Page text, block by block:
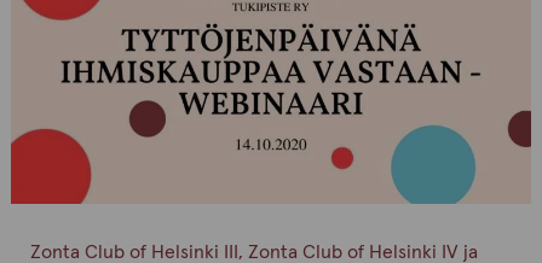
Zonta Club of Helsinki III, Zonta Club of Helsinki IV ja